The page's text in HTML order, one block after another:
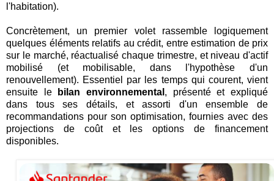
l'habitation).
Concrètement, un premier volet rassemble logiquement
quelques éléments relatifs au crédit, entre estimation de prix
sur le marché, réactualisé chaque trimestre, et niveau d'actif
mobilisé (et mobilisable, dans l'hypothèse d'un
renouvellement). Essentiel par les temps qui courent, vient
ensuite le
bilan environnemental , présenté et expliqué
dans tous ses détails, et assorti d'un ensemble de
recommandations pour son optimisation, fournies avec des
projections de coût et les options de financement
disponibles.